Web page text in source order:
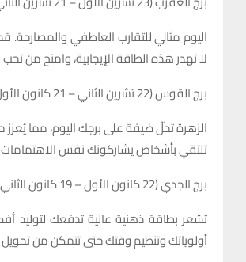
اليوم مثالي للتقارب العاطفي
لا تهدر هذه الطاقة الإيجابية، وامنح من
برج القوس (22 تشرين الثاني – 21 كانون الأول)
الزهرة تحلّ ضيفة على برجك اليوم، مما
تلتقي بأشخاص يشاركونك نفس الاهتمامات
برج الجدي (22 كانون الأول – 19 كانون الثاني)
تشعر بطاقة ذهنية عالية تدفعك لتوليد
أولوياتك وتنظيم وقتك حتى تتمكن من